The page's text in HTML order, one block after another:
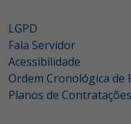
LGPD
Fala Servidor
Acessibilidade
Ordem Cronológica de
Planos de